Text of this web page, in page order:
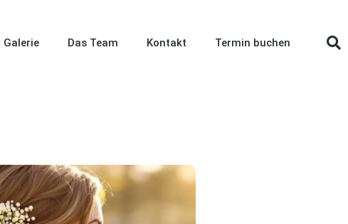
Galerie Das Team Kontakt Termin buchen